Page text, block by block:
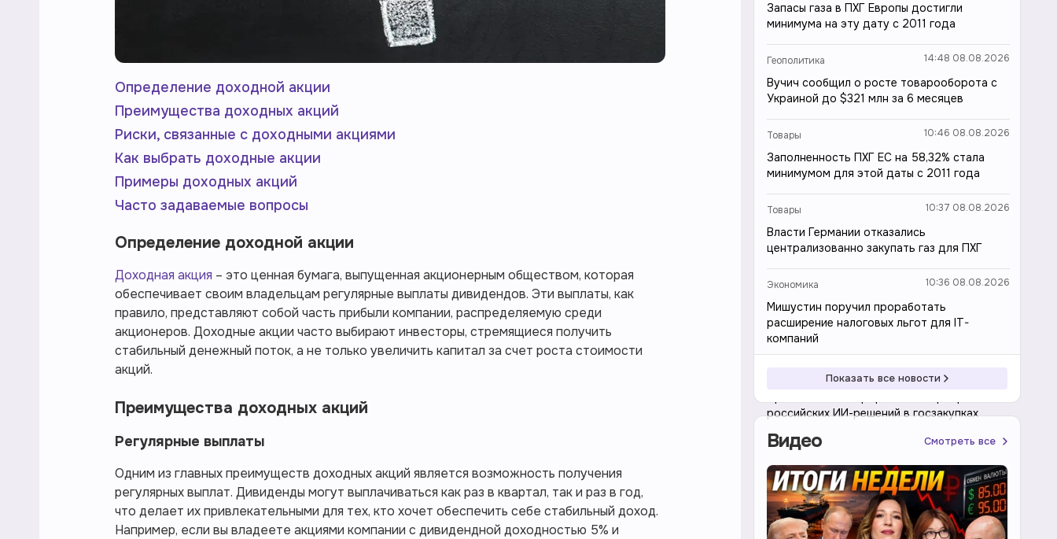
Определение доходной акции
Преимущества доходных акций
Риски, связанные с доходными акциями
Как выбрать доходные акции
Примеры доходных акций
Часто задаваемые вопросы
Определение доходной акции
Доходная акция – это ценная бумага, выпущенная акционерным обществом, которая
обеспечивает своим владельцам регулярные выплаты дивидендов. Эти выплаты, как
правило, представляют собой часть прибыли компании, распределяемую среди
акционеров. Доходные акции часто выбирают инвесторы, стремящиеся получить
стабильный денежный поток, а не только увеличить капитал за счет роста стоимости
акций.
Преимущества доходных акций
Регулярные выплаты
Одним из главных преимуществ доходных акций является возможность получения
регулярных выплат. Дивиденды могут выплачиваться как раз в квартал, так и раз в год,
что делает их привлекательными для тех, кто хочет обеспечить себе стабильный доход.
Например, если вы владеете акциями компании с дивидендной доходностью 5% и
Запасы газа в ПХГ Европы достигли
минимума на эту дату с 2011 года
Геополитика 14:48 08.08.2026
Вучич сообщил о росте товарооборота с
Украиной до $321 млн за 6 месяцев
Товары 10:46 08.08.2026
Заполненность ПХГ ЕС на 58,32% стала
минимумом для этой даты с 2011 года
Товары 10:37 08.08.2026
Власти Германии отказались
централизованно закупать газ для ПХГ
Экономика 10:36 08.08.2026
Мишустин поручил проработать
расширение налоговых льгот для IT-
компаний
10:02 08.08.2026
российских ИИ-решений в госзакупках
Показать все новости
Видео Смотреть все